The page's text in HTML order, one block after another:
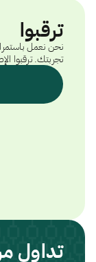
ترقبوا
نحن نعمل
تجربتك. ترقبوا
تداول